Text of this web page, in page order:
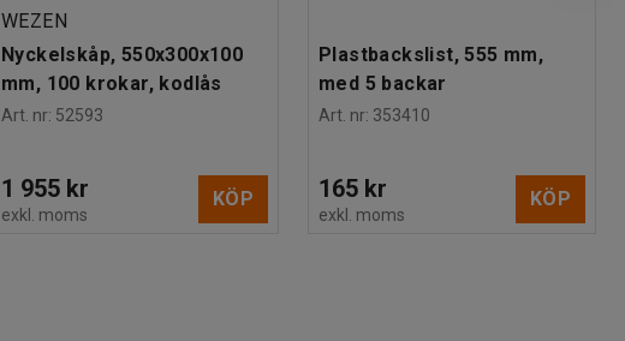
WEZEN
Nyckelskåp, 550x300x100
mm, 100 krokar, kodlås
Art. nr: 52593
1 955 kr
exkl. moms
KÖP
Plastbackslist, 555 mm,
med 5 backar
Art. nr: 353410
165 kr
exkl. moms
KÖP